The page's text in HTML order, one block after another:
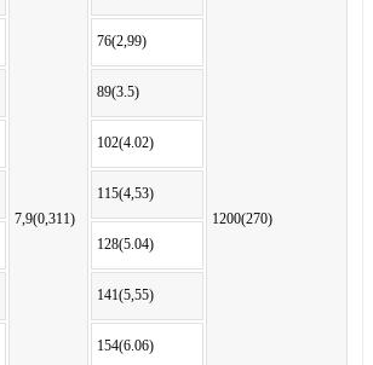
7,9(0,311) 1200(270)
76(2,99)
89(3.5)
102(4.02)
115(4,53)
128(5.04)
141(5,55)
154(6.06)